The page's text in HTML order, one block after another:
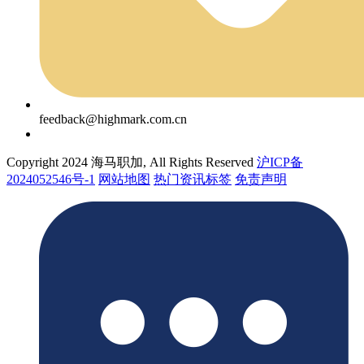
feedback@highmark.com.cn
Copyright 2024 海马职加, All Rights Reserved 沪ICP备
2024052546号-1 网站地图 热门资讯标签 免责声明